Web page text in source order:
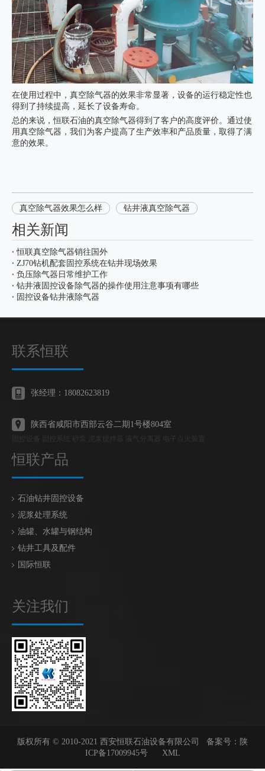
在使用过程中，真空除气器的效果非常显著，设备的运行稳定性也
得到了持续提高，延长了设备寿命。
总的来说，恒联石油的真空除气器得到了客户的高度评价。通过使
用真空除气器，我们为客户提高了生产效率和产品质量，取得了满
意的效果。
真空除气器效果怎么样 钻井液真空除气器
相关新闻
恒联真空除气器销往国外
ZJ70钻机配套固控系统在钻井现场效果
负压除气器日常维护工作
钻井液固控设备除气器的操作使用注意事项有哪些
固控设备钻井液除气器
联系恒联
张经理：18082623819
陕西省咸阳市西部云谷二期1号楼804室
恒联产品
石油钻井固控设备
泥浆处理系统
油罐、水罐与钢结构
钻井工具及配件
国际恒联
关注我们
版权所有 © 2010-2021 西安恒联石油设备有限公司 备案号： 陕
ICP备17009945号
XML